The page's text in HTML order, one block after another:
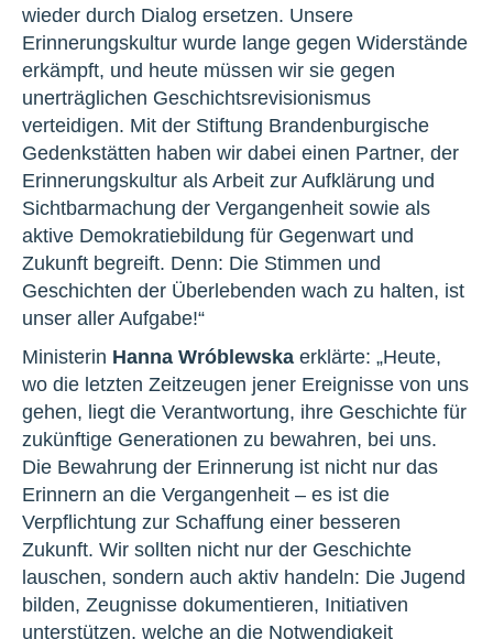
wieder durch Dialog ersetzen. Unsere
Erinnerungskultur wurde lange gegen Widerstände
erkämpft, und heute müssen wir sie gegen
unerträglichen Geschichtsrevisionismus
verteidigen. Mit der Stiftung Brandenburgische
Gedenkstätten haben wir dabei einen Partner, der
Erinnerungskultur als Arbeit zur Aufklärung und
Sichtbarmachung der Vergangenheit sowie als
aktive Demokratiebildung für Gegenwart und
Zukunft begreift. Denn: Die Stimmen und
Geschichten der Überlebenden wach zu halten, ist
unser aller Aufgabe!“
Ministerin Hanna Wróblewska erklärte: „Heute,
wo die letzten Zeitzeugen jener Ereignisse von uns
gehen, liegt die Verantwortung, ihre Geschichte für
zukünftige Generationen zu bewahren, bei uns.
Die Bewahrung der Erinnerung ist nicht nur das
Erinnern an die Vergangenheit – es ist die
Verpflichtung zur Schaffung einer besseren
Zukunft. Wir sollten nicht nur der Geschichte
lauschen, sondern auch aktiv handeln: Die Jugend
bilden, Zeugnisse dokumentieren, Initiativen
unterstützen, welche an die Notwendigkeit